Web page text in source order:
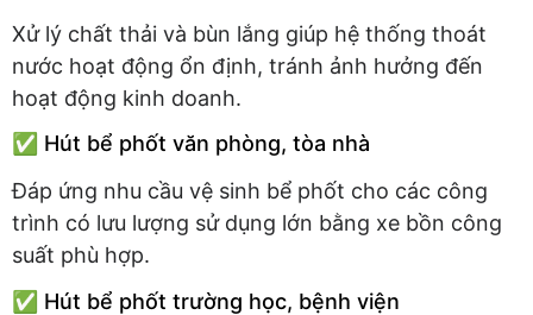
Xử lý chất thải và bùn lắng giúp hệ thống thoát
nước hoạt động ổn định, tránh ảnh hưởng đến
hoạt động kinh doanh.
✅ Hút bể phốt văn phòng, tòa nhà
Đáp ứng nhu cầu vệ sinh bể phốt cho các công
trình có lưu lượng sử dụng lớn bằng xe bồn công
suất phù hợp.
✅ Hút bể phốt trường học, bệnh viện